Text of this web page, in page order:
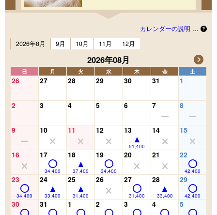
カレンダーの説明 …
2026年8月
9月 10月 11月 12月
2026年08月
日 月 火 水 木 金 土
26 27 28 29 30 31 1
2 3 4 5 6 7 8
9 10 11 12 13
51,400
14 15
16 17
34,400
18
37,400
19
34,400
20 21 22
42,400
23
34,400
24
33,400
25
31,400
26 27
31,400
28
33,400
29
42,400
30 31 1 2 3 4 5